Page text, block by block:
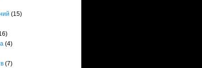
(15)
(4)
(7)